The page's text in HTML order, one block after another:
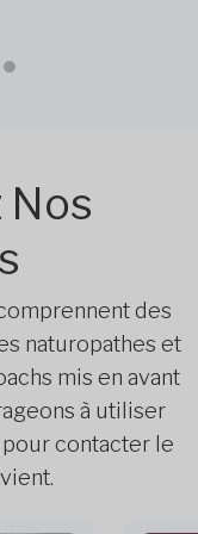
Nos
des
naturopathes et
mis en avant
à utiliser
pour contacter le